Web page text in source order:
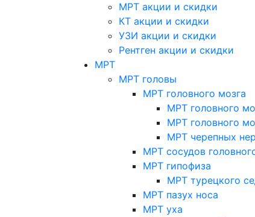
МРТ акции и скидки
КТ акции и скидки
УЗИ акции и скидки
Рентген акции и скидки
МРТ
МРТ головы
МРТ головного мозга
МРТ головного
МРТ головного
МРТ черепных
МРТ сосудов
МРТ гипофиза
МРТ турецкого
МРТ пазух носа
МРТ уха